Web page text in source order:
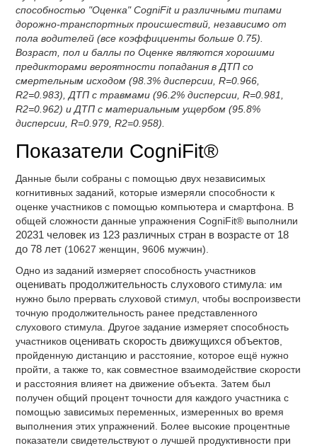
способностью "Оценка" CogniFit и различными типами
дорожно-транспортных происшествий, независимо от
пола водителей (все коэффициенты больше 0.75).
Возраст, пол и баллы по Оценке являются хорошими
предикторами вероятности попадания в ДТП со
смертельным исходом (98.3% дисперсии, R=0.966,
R2=0.983), ДТП с травмами (96.2% дисперсии, R=0.981,
R2=0.962) и ДТП с материальным ущербом (95.8%
дисперсии, R=0.979, R2=0.958).
Показатели CogniFit®
Данные были собраны с помощью двух независимых
когнитивных заданий, которые измеряли способности к
оценке участников с помощью компьютера и смартфона. В
общей сложности данные упражнения CogniFit® выполнили
20231 человек из 123 различных стран в возрасте от 18
до 78 лет (10627 женщин, 9606 мужчин).
Одно из заданий измеряет способность участников
оценивать продолжительность слухового стимула: им
нужно было прервать слуховой стимул, чтобы воспроизвести
точную продолжительность ранее представленного
слухового стимула. Другое задание измеряет способность
участниковоценивать скорость движущихся объектов
пройденную дистанцию и расстояние, которое ещё нужно
пройти, а также то, как совместное взаимодействие скорости
и расстояния влияет на движение объекта. Затем был
получен общий процент точности для каждого участника с
помощью зависимых переменных, измеренных во время
выполнения этих упражнений. Более высокие процентные
показатели свидетельствуют о лучшей продуктивности при